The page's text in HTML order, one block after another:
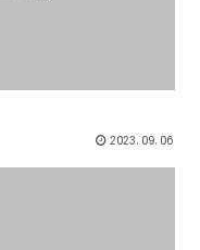
2023.09.06